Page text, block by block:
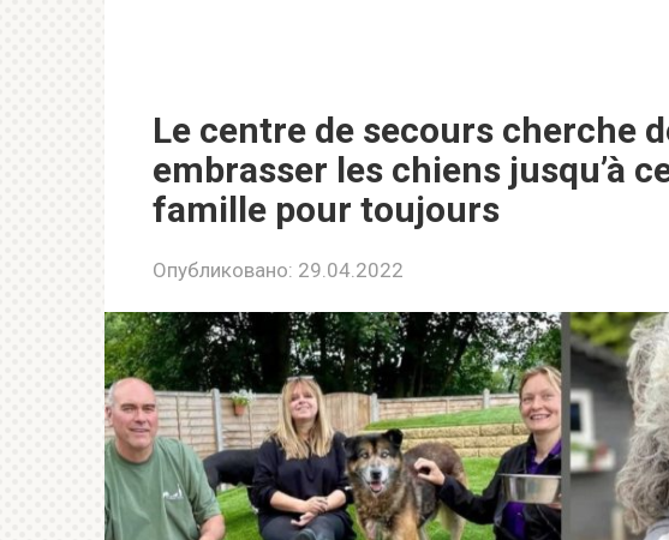
Le centre de secours cherche
embrasser les chiens jusqu’à
famille pour toujours
Опубликовано: 29.04.2022